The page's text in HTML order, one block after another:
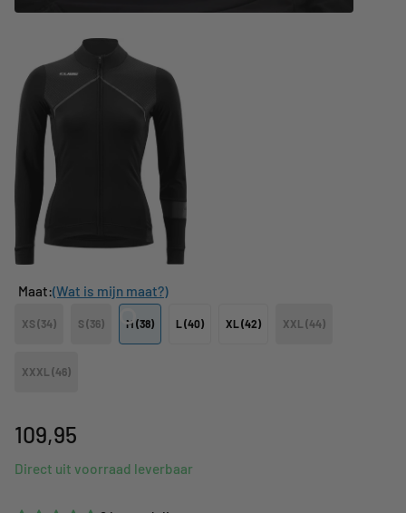
Maat:(Wat is mijn maat?)
XS (34) S (36) M (38) L (40) XL (42) XXL (44)
XXXL (46)
109,95
Direct uit voorraad leverbaar